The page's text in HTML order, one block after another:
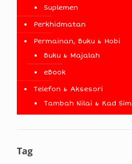
Suplemen
Perkhidmatan
Permainan, Buku & Hobi
Buku & Majalah
eBook
Telefon & Aksesori
Tambah Nilai & Kad Sim
Tag